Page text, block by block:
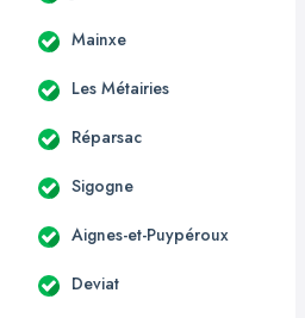
Mainxe
Les Métairies
Réparsac
Sigogne
Aignes-et-Puypéroux
Deviat